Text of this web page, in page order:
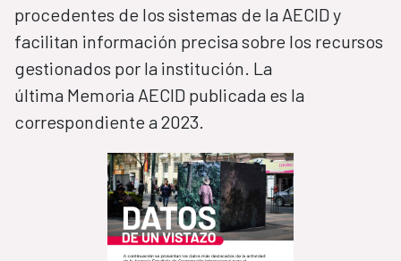
procedentes de los sistemas de la AECID y
facilitan información precisa sobre los recursos
gestionados por la institución. La
última Memoria AECID publicada es la
correspondiente a 2023.